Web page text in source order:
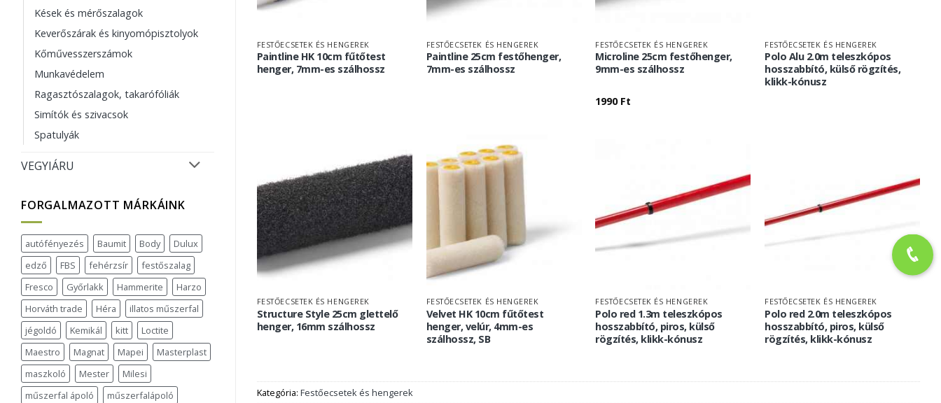
Kések és mérőszalagok
Keverőszárak és kinyomópisztolyok
Kőművesszerszámok
Munkavédelem
Ragasztószalagok, takarófóliák
Simítók és szivacsok
Spatulyák
VEGYIÁRU
FORGALMAZOTT MÁRKÁINK
autófényezés Baumit Body
Dulux
edző
FBS fehérzsír
festőszalag
Fresco
Győrlakk Hammerite
Harzo
Horváth trade
Héra
illatos műszerfal
jégoldó
Kemikál kitt
Loctite
Maestro
Magnat Mapei
Masterplast
maszkoló
Mester
Milesi
műszerfal ápoló
műszerfalápoló
FESTŐECSETEK ÉS HENGEREK
Paintline HK 10cm fűtőtest
henger, 7mm-es szálhossz
FESTŐECSETEK ÉS HENGEREK
Paintline 25cm festőhenger,
7mm-es szálhossz
FESTŐECSETEK ÉS HENGEREK
Microline 25cm festőhenger,
9mm-es szálhossz
1990 Ft
FESTŐECSETEK ÉS HENGEREK
Polo Alu 2.0m teleszkópos
hosszabbító, külső rögzítés,
klikk-kónusz
FESTŐECSETEK ÉS HENGEREK
Structure Style 25cm glettelő
henger, 16mm szálhossz
FESTŐECSETEK ÉS HENGEREK
Velvet HK 10cm fűtőtest
henger, velúr, 4mm-es
szálhossz, SB
FESTŐECSETEK ÉS HENGEREK
Polo red 1.3m teleszkópos
hosszabbító, piros, külső
rögzítés, klikk-kónusz
FESTŐECSETEK ÉS HENGEREK
Polo red 2.0m teleszkópos
hosszabbító, piros, külső
rögzítés, klikk-kónusz
Kategória: Festőecsetek és hengerek